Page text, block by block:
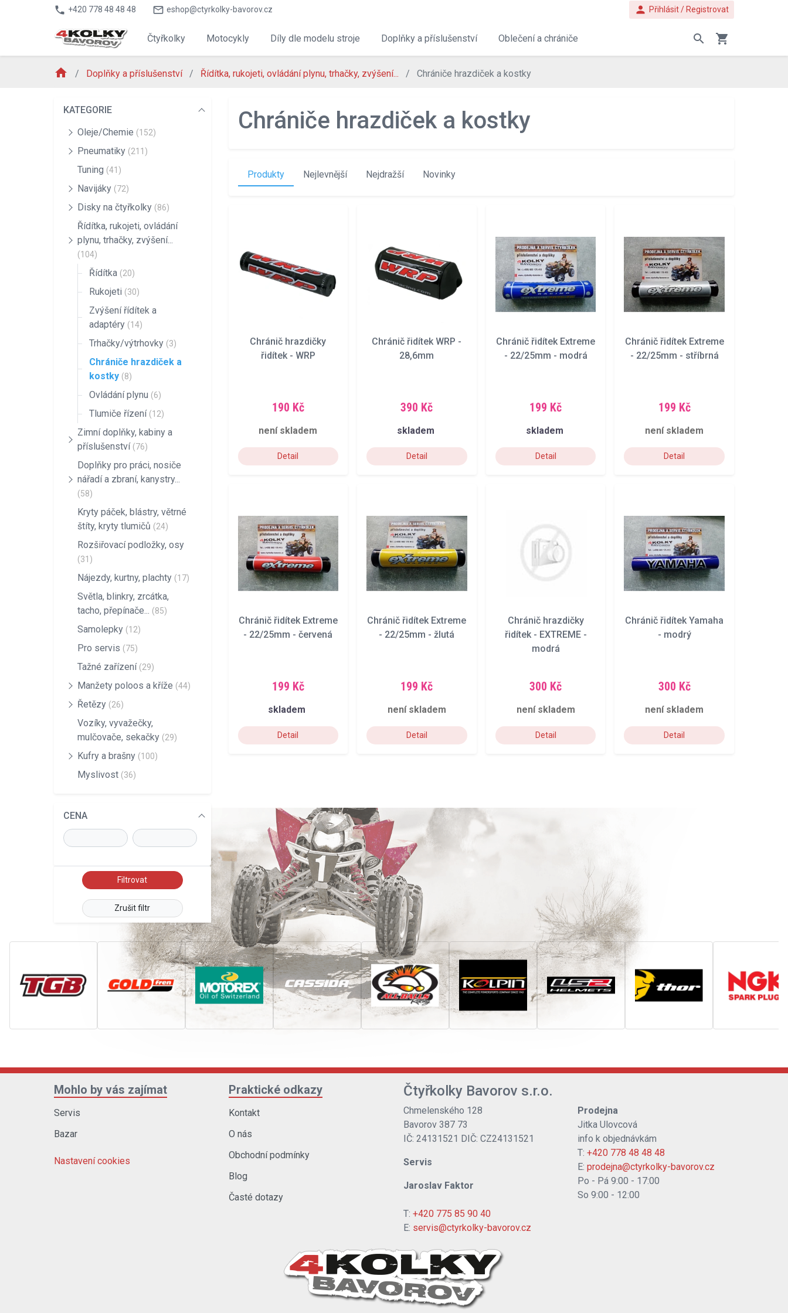
phone +420 778 48 48 48 mail_outline eshop@ctyrkolky-bavorov.cz person Přihlásit / Registrovat
Čtyřkolky Motocykly Díly dle modelu stroje Doplňky a příslušenství Oblečení a chrániče search shopping_cart
home Doplňky a příslušenství Řídítka, rukojeti, ovládání plynu, trhačky, zvýšení... Chrániče hrazdiček a kostky
KATEGORIE
Oleje/Chemie (152)
Pneumatiky (211)
Tuning (41)
Navijáky (72)
Disky na čtyřkolky (86)
Řídítka, rukojeti, ovládání
plynu, trhačky, zvýšení...
(104)
Řídítka (20)
Rukojeti (30)
Zvýšení řídítek a
adaptéry (14)
Trhačky/výtrhovky (3)
Chrániče hrazdiček a
kostky (8)
Ovládání plynu (6)
Tlumiče řízení (12)
Zimní doplňky, kabiny a
příslušenství (76)
Doplňky pro práci, nosiče
nářadí a zbraní, kanystry...
(58)
Kryty páček, blástry, větrné
štíty, kryty tlumičů (24)
Rozšiřovací podložky, osy
(31)
Nájezdy, kurtny, plachty (17)
Světla, blinkry, zrcátka,
tacho, přepínače... (85)
Samolepky (12)
Pro servis (75)
Tažné zařízení (29)
Manžety poloos a kříže (44)
Řetězy (26)
Vozíky, vyvažečky,
mulčovače, sekačky (29)
Kufry a brašny (100)
Myslivost (36)
CENA
Zrušit filtr
Chrániče hrazdiček a kostky
Produkty Nejlevnější Nejdražší Novinky
Chránič hrazdičky
řidítek - WRP
190 Kč
není skladem
Detail
Chránič řidítek WRP -
28,6mm
390 Kč
skladem
Detail
Chránič řidítek Extreme
- 22/25mm - modrá
199 Kč
skladem
Detail
Chránič řidítek Extreme
- 22/25mm - stříbrná
199 Kč
není skladem
Detail
Chránič řidítek Extreme
- 22/25mm - červená
199 Kč
skladem
Detail
Chránič řidítek Extreme
- 22/25mm - žlutá
199 Kč
není skladem
Detail
Chránič hrazdičky
řidítek - EXTREME -
modrá
300 Kč
není skladem
Detail
Chránič řidítek Yamaha
- modrý
300 Kč
není skladem
Detail
Mohlo by vás zajímat
Servis
Bazar
Nastavení cookies
Praktické odkazy
Kontakt
O nás
Obchodní podmínky
Blog
Časté dotazy
Čtyřkolky Bavorov s.r.o.
Chmelenského 128
Bavorov 387 73
IČ: 24131521 DIČ: CZ24131521
Servis
Jaroslav Faktor
T: +420 775 85 90 40
E: servis@ctyrkolky-bavorov.cz
Prodejna
Jitka Ulovcová
info k objednávkám
T: +420 778 48 48 48
E: prodejna@ctyrkolky-bavorov.cz
Po - Pá 9:00 - 17:00
So 9:00 - 12:00